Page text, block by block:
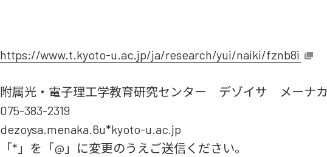
https://www.t.kyoto-u.ac.jp/ja/research/yui/naiki/fznb8i
附属光・電子理工学教育研究センター デゾイサ メーナカ
075-383-2319
dezoysa.menaka.6u*kyoto-u.ac.jp
「*」を「@」に変更のうえご送信ください。